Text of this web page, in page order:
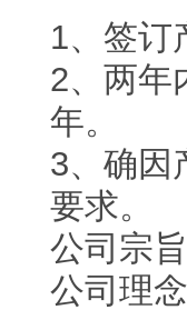
1、签订
2、两年
年。
3、确因
要求。
公司宗
公司理